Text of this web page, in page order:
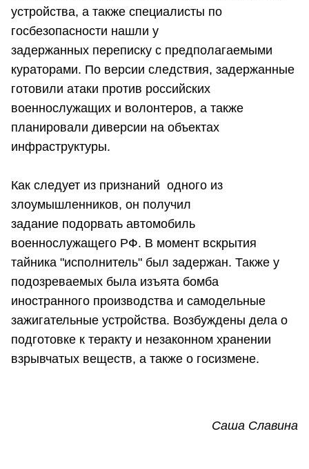
устройства, а также специалисты по
госбезопасности нашли у
задержанных переписку с предполагаемыми
кураторами. По версии следствия, задержанные
готовили атаки против российских
военнослужащих и волонтеров, а также
планировали диверсии на объектах
инфраструктуры.
Как следует из признаний одного из
злоумышленников, он получил
задание подорвать автомобиль
военнослужащего РФ. В момент вскрытия
тайника "исполнитель" был задержан. Также у
подозреваемых была изъята бомба
иностранного производства и самодельные
зажигательные устройства. Возбуждены дела о
подготовке к теракту и незаконном хранении
взрывчатых веществ, а также о госизмене.
Саша Славина